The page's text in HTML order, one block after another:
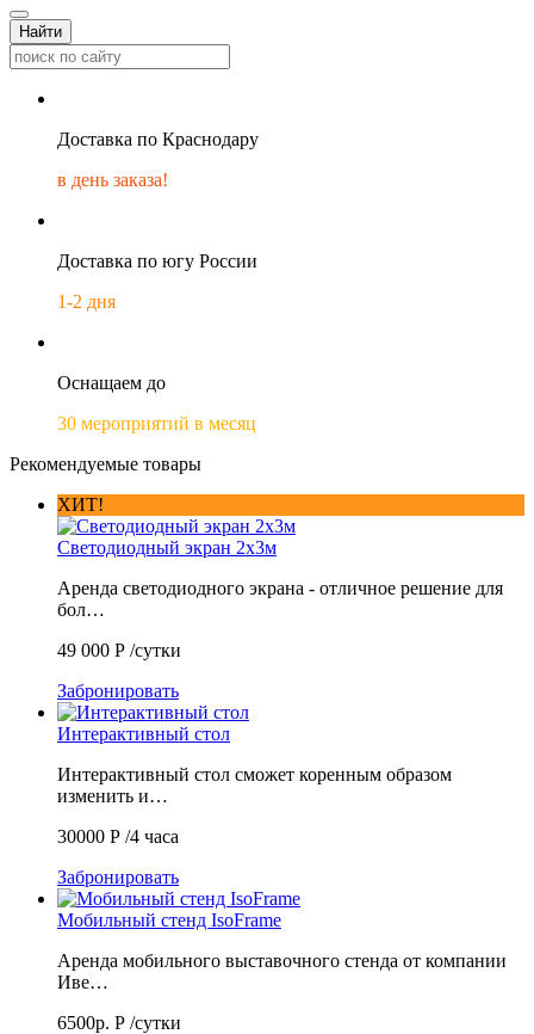
Найти
Доставка по Краснодару
в день заказа!
Доставка по югу России
1-2 дня
Оснащаем до
30 мероприятий в месяц
Рекомендуемые товары
ХИТ!
Светодиодный экран 2х3м
Аренда светодиодного экрана - отличное решение для
бол…
49 000 Р /сутки
Забронировать
Интерактивный стол
Интерактивный стол сможет коренным образом
изменить и…
30000 Р /4 часа
Забронировать
Мобильный стенд IsoFrame
Аренда мобильного выставочного стенда от компании
Иве…
6500р. Р /сутки